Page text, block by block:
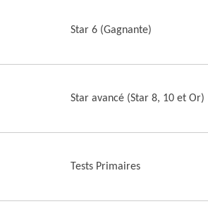
Star 6 (Gagnante)
Star avancé (Star 8, 10 et Or)
Tests Primaires